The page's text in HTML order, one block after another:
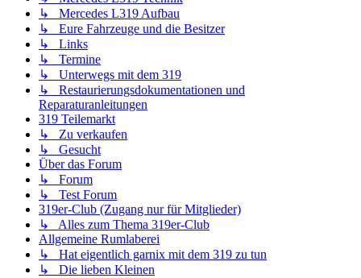
↳ Mercedes L319 Aufbau
↳ Eure Fahrzeuge und die Besitzer
↳ Links
↳ Termine
↳ Unterwegs mit dem 319
↳ Restaurierungsdokumentationen und
Reparaturanleitungen
319 Teilemarkt
↳ Zu verkaufen
↳ Gesucht
Über das Forum
↳ Forum
↳ Test Forum
319er-Club (Zugang nur für Mitglieder)
↳ Alles zum Thema 319er-Club
Allgemeine Rumlaberei
↳ Hat eigentlich garnix mit dem 319 zu tun
↳ Die lieben Kleinen